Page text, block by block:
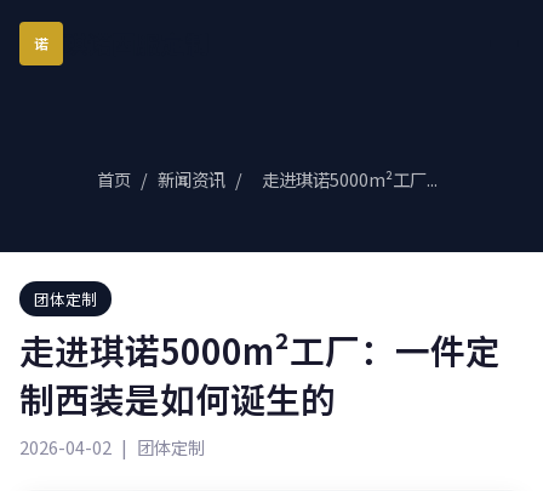
诺
首页 / 新闻资讯 / 走进琪诺5000m²工厂...
团体定制
走进琪诺5000m²工厂：一件定
制西装是如何诞生的
2026-04-02 | 团体定制